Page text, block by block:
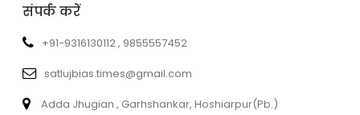
संपर्क करें
+91-9316130112 , 9855557452
satlujbias.times@gmail.com
Adda Jhugian , Garhshankar, Hoshiarpur(Pb.)